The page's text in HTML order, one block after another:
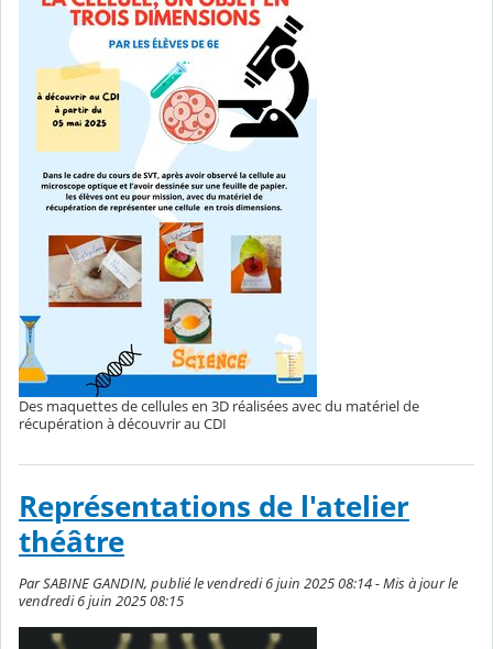
Des maquettes de cellules en 3D réalisées avec du matériel de
récupération à découvrir au CDI
Représentations de l'atelier
théâtre
Par SABINE GANDIN, publié le vendredi 6 juin 2025 08:14 - Mis à jour le
vendredi 6 juin 2025 08:15